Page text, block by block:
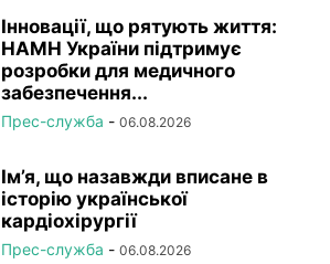
Інновації, що рятують життя:
НАМН України підтримує
розробки для медичного
забезпечення...
Прес-служба - 06.08.2026
Ім’я, що назавжди вписане в
історію української
кардіохірургії
Прес-служба - 06.08.2026